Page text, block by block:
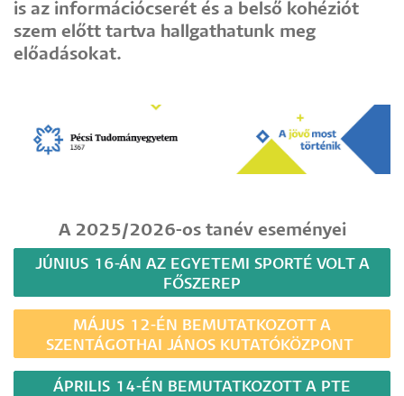
is az információcserét és a belső kohéziót
szem előtt tartva hallgathatunk meg
előadásokat.
A 2025/2026-os tanév eseményei
JÚNIUS 16-ÁN AZ EGYETEMI SPORTÉ VOLT A
FŐSZEREP
MÁJUS 12-ÉN BEMUTATKOZOTT A
SZENTÁGOTHAI JÁNOS KUTATÓKÖZPONT
ÁPRILIS 14-ÉN BEMUTATKOZOTT A PTE